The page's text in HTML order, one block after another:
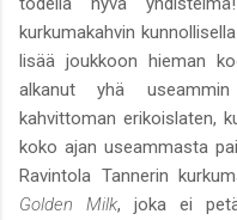
kurkumakahvin
lisää joukkoon hieman
alkanut yhä
kahvittoman erikoislaten,
koko ajan useammasta
Ravintola Tannerin
Golden Milk, joka ei